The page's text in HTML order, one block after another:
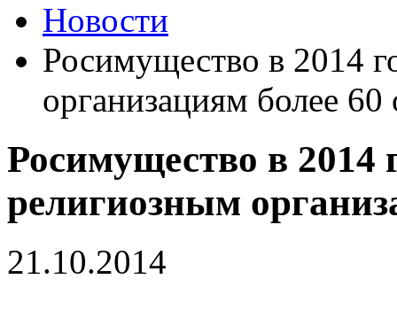
Новости
Росимущество в 2014
организациям более 60
Росимущество в 2014
религиозным
21.10.2014